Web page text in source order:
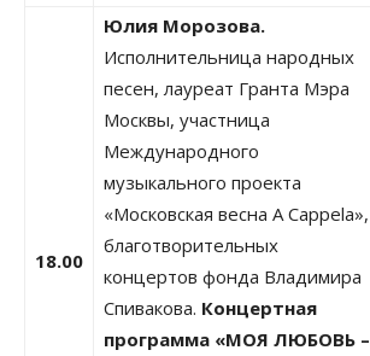
18.00
Юлия Морозова.
Исполнительница народных
песен, лауреат Гранта Мэра
Москвы, участница
Международного
музыкального проекта
«Московская весна A Cappela»,
благотворительных
концертов фонда Владимира
Спивакова. Концертная
программа «МОЯ ЛЮБОВЬ –